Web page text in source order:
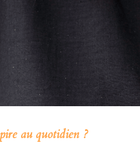
au quotidien ?